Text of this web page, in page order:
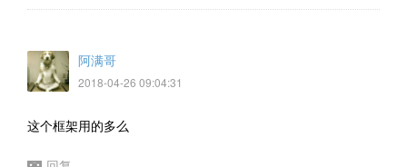
阿满哥
2018-04-26 09:04:31
这个框架用的多么